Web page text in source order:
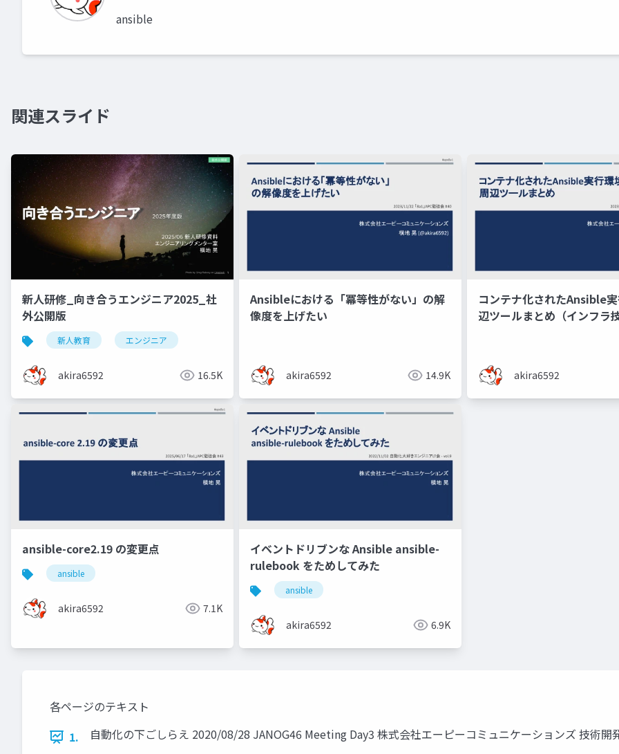
ansible
関連スライド
新人研修_向き合うエンジニア2025_社
外公開版
新人教育 エンジニア
akira6592 16.5K
Ansibleにおける「冪等性がない」の解
像度を上げたい
akira6592 14.9K
コンテナ化されたAnsible
辺ツールまとめ（インフラ
akira6592
ansible-core2.19 の変更点
ansible
akira6592 7.1K
イベントドリブンな Ansible ansible-
rulebook をためしてみた
ansible
akira6592 6.9K
各ページのテキスト
1.
自動化の下ごしらえ 2020/08/28 JANOG46 Meeting Day3 株式会社エーピーコミュニケーションズ 技術開